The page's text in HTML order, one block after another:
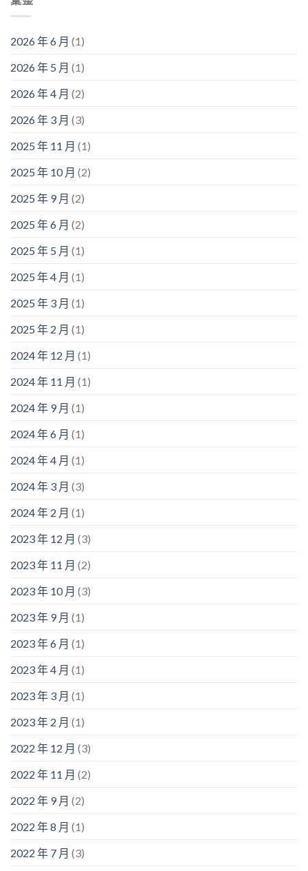
2026 年 6 月 (1)
2026 年 5 月 (1)
2026 年 4 月 (2)
2026 年 3 月 (3)
2025 年 11 月 (1)
2025 年 10 月 (2)
2025 年 9 月 (2)
2025 年 6 月 (2)
2025 年 5 月 (1)
2025 年 4 月 (1)
2025 年 3 月 (1)
2025 年 2 月 (1)
2024 年 12 月 (1)
2024 年 11 月 (1)
2024 年 9 月 (1)
2024 年 6 月 (1)
2024 年 4 月 (1)
2024 年 3 月 (3)
2024 年 2 月 (1)
2023 年 12 月 (3)
2023 年 11 月 (2)
2023 年 10 月 (3)
2023 年 9 月 (1)
2023 年 6 月 (1)
2023 年 4 月 (1)
2023 年 3 月 (1)
2023 年 2 月 (1)
2022 年 12 月 (3)
2022 年 11 月 (2)
2022 年 9 月 (2)
2022 年 8 月 (1)
2022 年 7 月 (3)